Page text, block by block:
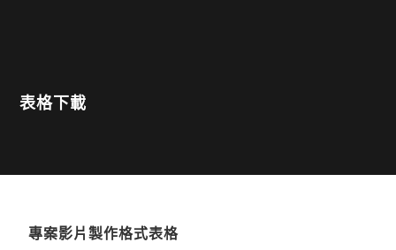
表格下載
專案影片製作格式表格